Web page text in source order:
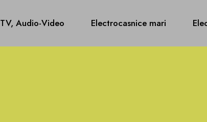
TV, Audio-Video Electrocasnice mari